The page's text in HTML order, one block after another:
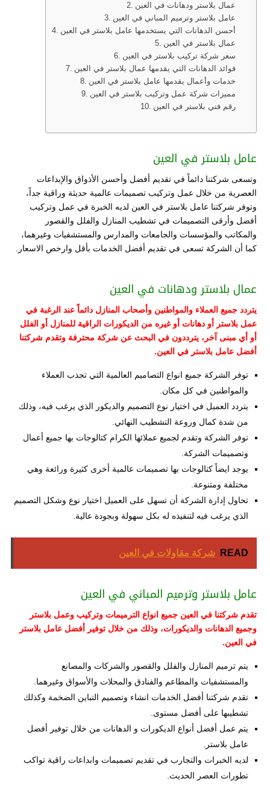
عمال بلاستر ودهانات في العين
عامل بلاستر وترميم المباني في العين
أحسن الدهانات التي يستخدمها عامل بلاستر في العين
عمال بلاستر في العين
سعر شركة تركيب بلاستر في العين
فوائد الدهانات التي يقدمها عمال بلاستر في العين
خدمات وأعمال يقدمها عامل بلاستر في العين
مميزات شركة عمل وتركيب بلاستر في العين
رقم فني بلاستر في العين
عامل بلاستر في العين
وتسعى شركتنا دائماً في تقديم أفضل وأحسن الأذواق والإبداعات
العصرية من خلال عمل وتركيب تصميمات عالمية حديثة وراقية جداً،
وتوفر شركتنا عامل بلاستر في العين لديه الخبرة في عمل وتركيب
أفضل وأرقى التصميمات في تشطيب المنازل والفلل والقصور
والمكاتب والمؤسسات والجامعات والمدارس والمستشفيات وغيرهما،
كما أن الشركة تسعى في تقديم أفضل الخدمات بأقل وارخص الاسعار.
عمال بلاستر ودهانات في العين
يتردد جميع العملاء والمواطنين وأصحاب المنازل دائماً عند الرغبة في
عمل بلاستر أو دهانات أو غيره من الديكورات الراقية للمنازل أو الفلل
أو أي مبنى آخر، يترددون في البحث عن شركة محترفة وتقدم شركتنا
أفضل عامل بلاستر في العين.
توفر الشركة جميع انواع التصاميم العالمية التي تجذب العملاء
والمواطنين في كل مكان.
يتردد العميل في اختيار نوع التصميم والديكور الذي يرغب فيه، وذلك
من شدة كمال وروعة التشطيب النهائي.
توفر الشركة وتقدم لجميع عملائها الكرام كتالوجات بها جميع أعمال
وتصميمات الشركة.
يوجد ايضاً كتالوجات بها تصميمات عالمية أخرى كثيرة ورائعة وهي
مختلفة ومتنوعة.
تحاول إدارة الشركة أن تسهل على العميل اختيار نوع وشكل التصميم
الذي يرغب فيه لتنفيذه له بكل سهولة وبجودة عالية.
READ شركة مقاولات في العين
عامل بلاستر وترميم المباني في العين
تقدم شركتنا في العين جميع انواع الترميمات وتركيب وعمل بلاستر
وجميع الدهانات والديكورات، وذلك من خلال توفير أفضل عامل بلاستر
في العين.
يتم ترميم المنازل والفلل والقصور والشركات والمصانع
والمستشفيات والمطاعم والفنادق والمحلات والأسواق وغيرهما.
تقدم شركتنا أفضل الخدمات انشاء وتصميم التباين الضخمة وكذلك
تشطيبها على أفضل مستوى.
يتم عمل أفضل أنواع الديكورات و الدهانات من خلال توفير أفضل
عامل بلاستر.
لديه الخبرات والتجارب في تقديم تصميمات وابداعات راقية تواكب
تطورات العصر الحديث.